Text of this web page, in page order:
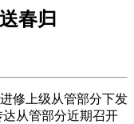
春归
修上级从管部分下发
从管部分近期召开